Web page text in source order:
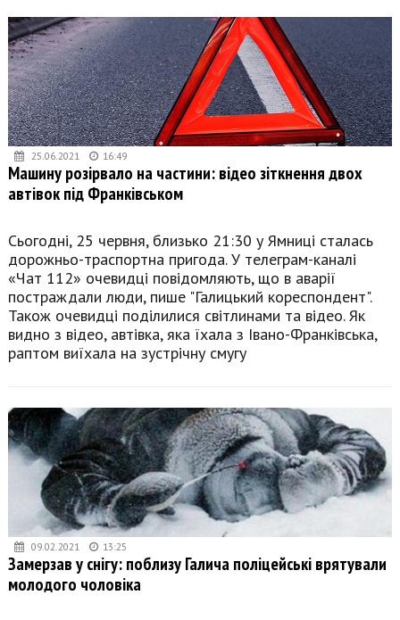
25.06.2021 16:49
Машину розірвало на частини: відео зіткнення двох
автівок під Франківськом
Сьогодні, 25 червня, близько 21:30 у Ямниці сталась
дорожньо-траспортна пригода. У телеграм-каналі
«Чат 112» очевидці повідомляють, що в аварії
постраждали люди, пише "Галицький кореспондент".
Також очевидці поділилися світлинами та відео. Як
видно з відео, автівка, яка їхала з Івано-Франківська,
раптом виїхала на зустрічну смугу
09.02.2021 13:25
Замерзав у снігу: поблизу Галича поліцейські врятували
молодого чоловіка